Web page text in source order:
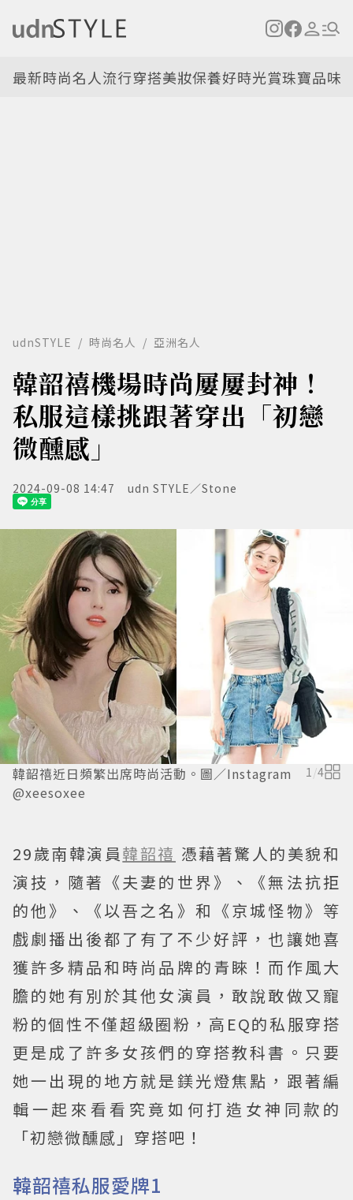
最新時尚名人流行穿搭美妝保養好時光賞珠寶品味
udnSTYLE 時尚名人 亞洲名人
韓韶禧機場時尚屢屢封神！
私服這樣挑跟著穿出「初戀
微醺感」
2024-09-08 14:47 udn STYLE／Stone
韓韶禧近日頻繁出席時尚活動。圖／Instagram
@xeesoxee
1/4
29歲南韓演員韓韶禧 憑藉著驚人的美貌和
演技，隨著《夫妻的世界》、《無法抗拒
的他》、《以吾之名》和《京城怪物》等
戲劇播出後都了有了不少好評，也讓她喜
獲許多精品和時尚品牌的青睞！而作風大
膽的她有別於其他女演員，敢說敢做又寵
粉的個性不僅超級圈粉，高EQ的私服穿搭
更是成了許多女孩們的穿搭教科書。只要
她一出現的地方就是鎂光燈焦點，跟著編
輯一起來看看究竟如何打造女神同款的
「初戀微醺感」穿搭吧！
韓韶禧私服愛牌1